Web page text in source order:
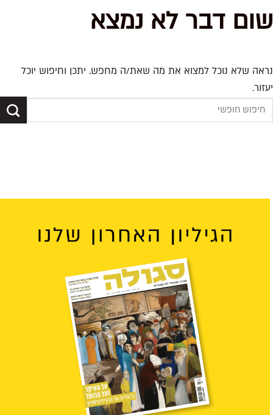
שום דבר לא נמצא
נראה שלא נוכל למצוא את מה שאת/ה מחפש. יתכן וחיפוש יוכל
יעזור.